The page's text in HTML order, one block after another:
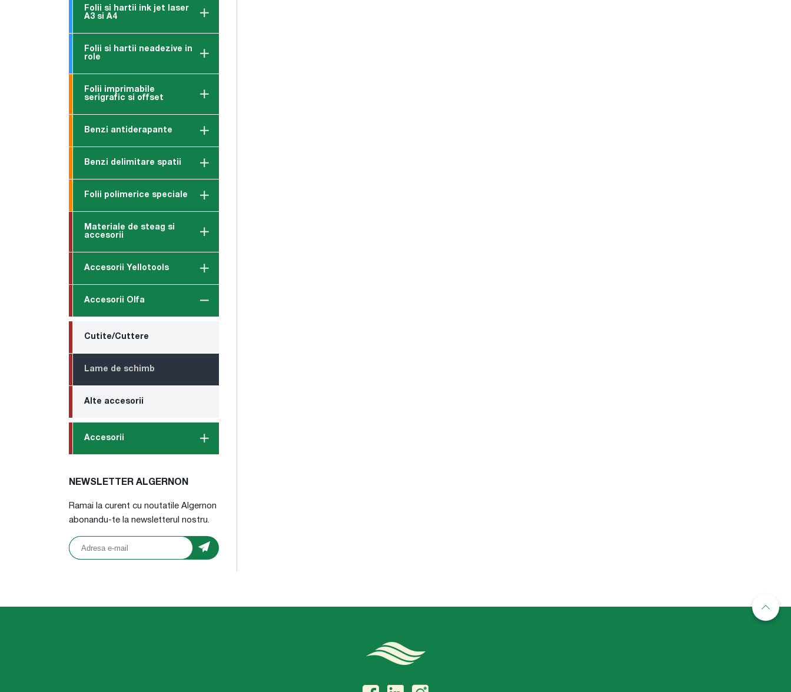
Folii si hartii ink jet laser
A3 si A4
Folii si hartii neadezive in
role
Folii imprimabile
serigrafic si offset
Benzi antiderapante
Benzi delimitare spatii
Folii polimerice speciale
Materiale de steag si
accesorii
Accesorii Yellotools
Accesorii Olfa
Cutite/Cuttere
Lame de schimb
Alte accesorii
Accesorii
NEWSLETTER ALGERNON
Ramai la curent cu noutatile Algernon
abonandu-te la newsletterul nostru.